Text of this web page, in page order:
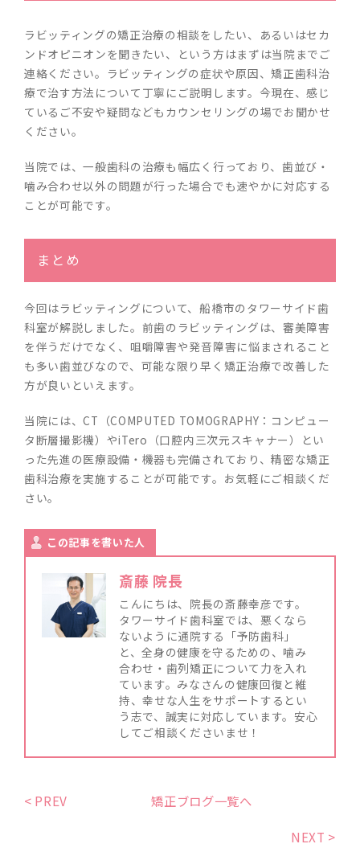
ラビッティングの矯正治療の相談をしたい、あるいはセカ
ンドオピニオンを聞きたい、という方はまずは当院までご
連絡ください。ラビッティングの症状や原因、矯正歯科治
療で治す方法について丁寧にご説明します。今現在、感じ
ているご不安や疑問などもカウンセリングの場でお聞かせ
ください。
当院では、一般歯科の治療も幅広く行っており、歯並び・
噛み合わせ以外の問題が行った場合でも速やかに対応する
ことが可能です。
まとめ
今回はラビッティングについて、船橋市のタワーサイド歯
科室が解説しました。前歯のラビッティングは、審美障害
を伴うだけでなく、咀嚼障害や発音障害に悩まされること
も多い歯並びなので、可能な限り早く矯正治療で改善した
方が良いといえます。
当院には、CT（COMPUTED TOMOGRAPHY：コンピュー
タ断層撮影機）やiTero（口腔内三次元スキャナー）とい
った先進の医療設備・機器も完備されており、精密な矯正
歯科治療を実施することが可能です。お気軽にご相談くだ
さい。
この記事を書いた人
斎藤 院長
こんにちは、院長の斎藤幸彦です。
タワーサイド歯科室では、悪くなら
ないように通院する「予防歯科」
と、全身の健康を守るための、噛み
合わせ・歯列矯正について力を入れ
ています。みなさんの健康回復と維
持、幸せな人生をサポートするとい
う志で、誠実に対応しています。安心
してご相談くださいませ！
< PREV 矯正ブログ一覧へ
NEXT >